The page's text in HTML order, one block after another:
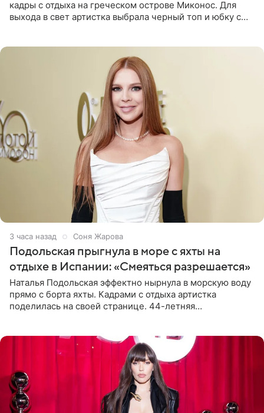
кадры с отдыха на греческом острове Миконос. Для
выхода в свет артистка выбрала черный топ и юбку с
3 часа назад Соня Жарова
Подольская прыгнула в море с яхты на
отдыхе в Испании: «Смеяться разрешается»
Наталья Подольская эффектно нырнула в морскую воду
прямо с борта яхты. Кадрами с отдыха артистка
поделилась на своей странице. 44-летняя